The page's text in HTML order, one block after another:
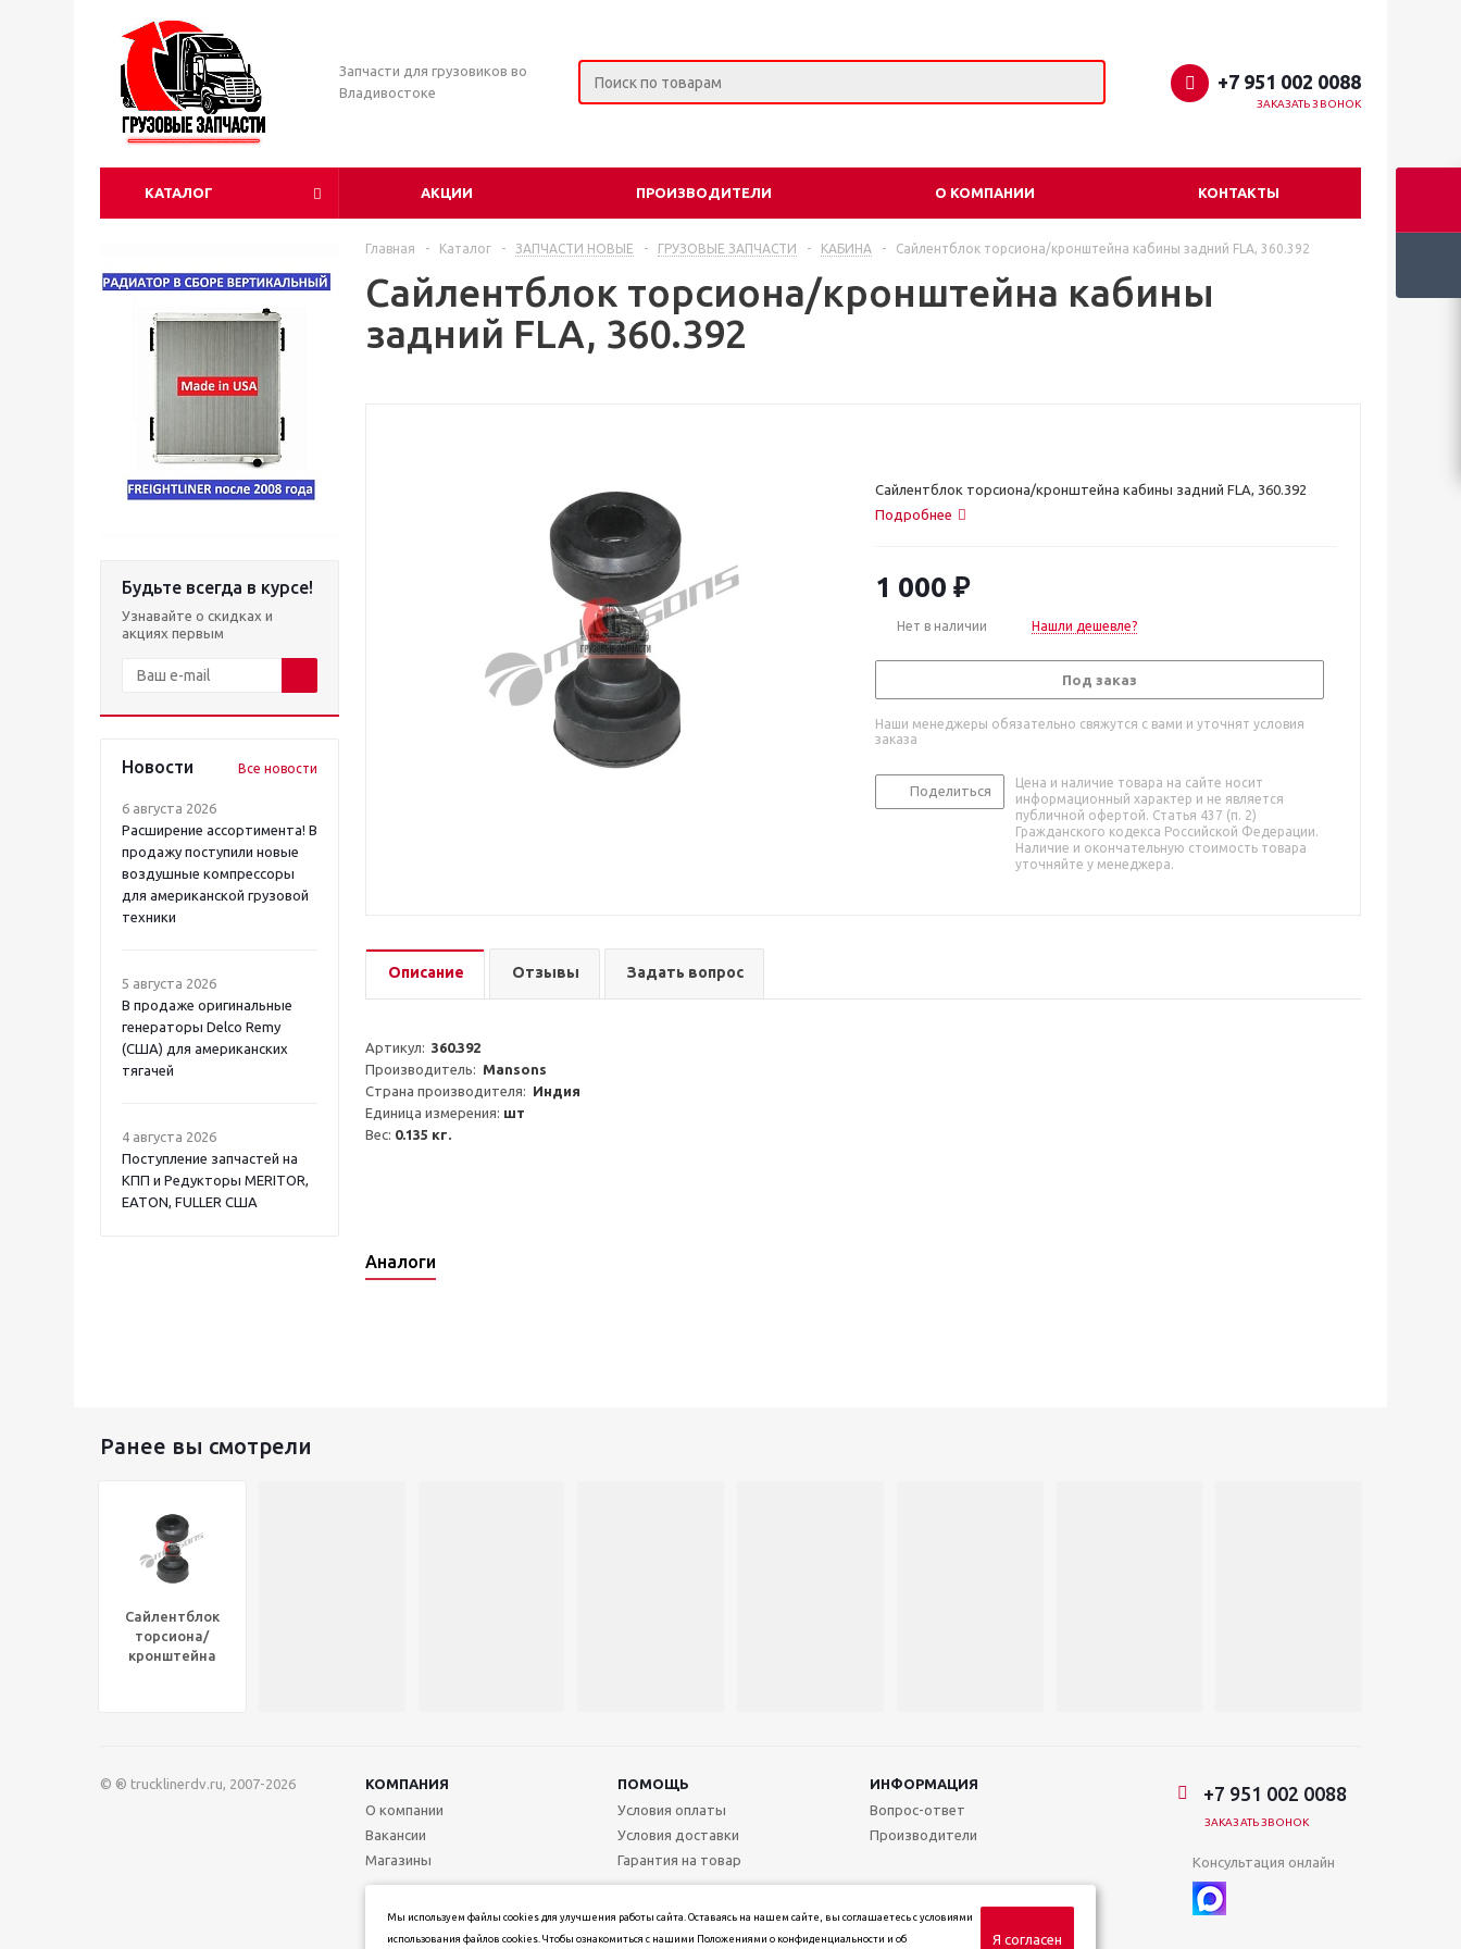
Запчасти для грузовиков во
Владивостоке
+7 951 002 0088
ЗАКАЗАТЬ ЗВОНОК
КАТАЛОГ АКЦИИ ПРОИЗВОДИТЕЛИ О КОМПАНИИ КОНТАКТЫ
Будьте всегда в курсе!
Узнавайте о скидках и
акциях первым
Новости Все новости
6 августа 2026
Расширение ассортимента! В
продажу поступили новые
воздушные компрессоры
для американской грузовой
техники
5 августа 2026
В продаже оригинальные
генераторы Delco Remy
(США) для американских
тягачей
4 августа 2026
Поступление запчастей на
КПП и Редукторы MERITOR,
EATON, FULLER США
Главная - Каталог - ЗАПЧАСТИ НОВЫЕ - ГРУЗОВЫЕ ЗАПЧАСТИ - КАБИНА - Сайлентблок торсиона/кронштейна кабины задний FLA, 360.392
Сайлентблок торсиона/кронштейна кабины
задний FLA, 360.392
Сайлентблок торсиона/кронштейна кабины задний FLA, 360.392
Подробнее
1 000 ₽
Нет в наличии Нашли дешевле?
Под заказ
Наши менеджеры обязательно свяжутся с вами и уточнят условия
заказа
Поделиться
Цена и наличие товара на сайте носит
информационный характер и не является
публичной офертой. Статья 437 (п. 2)
Гражданского кодекса Российской Федерации.
Наличие и окончательную стоимость товара
уточняйте у менеджера.
Описание Отзывы Задать вопрос
Артикул: 360.392
Производитель: Mansons
Страна производителя: Индия
Единица измерения: шт
Вес: 0.135 кг.
Аналоги
Ранее вы смотрели
Сайлентблок
торсиона/
кронштейна
© ® trucklinerdv.ru, 2007-2026 КОМПАНИЯ ПОМОЩЬ
ИНФОРМАЦИЯ
О компании
Вакансии
Магазины
Условия оплаты
Условия доставки
Гарантия на товар
Вопрос-ответ
Производители
+7 951 002 0088
ЗАКАЗАТЬ ЗВОНОК
Консультация онлайн
Мы используем файлы cookies для улучшения работы сайта. Оставаясь на нашем сайте, вы соглашаетесь с условиями
использования файлов cookies. Чтобы ознакомиться с нашими Положениями о конфиденциальности и об
Я согласен